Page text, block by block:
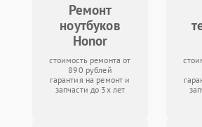
Ремонт
ноутбуков
Honor
стоимость ремонта от
890 рублей
гарантия на ремонт и
запчасти до 3х лет